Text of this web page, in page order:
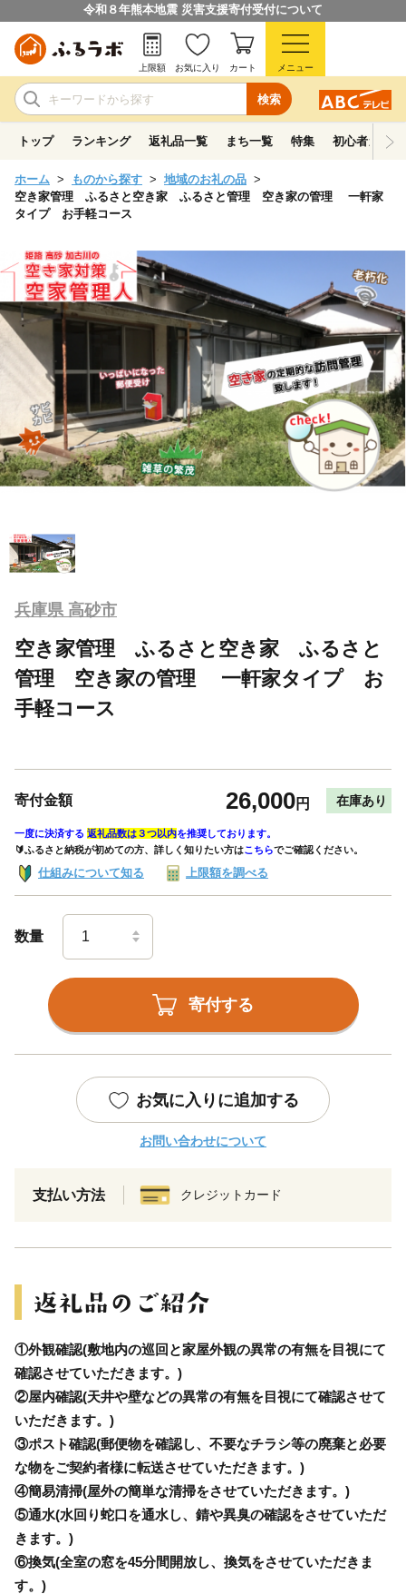
令和８年熊本地震 災害支援寄付受付について
検索
上限額 お気に入り カート メニュー
トップ ランキング 返礼品一覧 まち一覧 特集 初心者ガイド
ホーム ものから探す
地域のお礼の品
空き家管理 ふるさと空き家 ふるさと管理 空き家の管理 一軒家
タイプ お手軽コース
兵庫県 高砂市
空き家管理 ふるさと空き家 ふるさと
管理 空き家の管理 一軒家タイプ お
手軽コース
寄付金額 26,000円 在庫あり
一度に決済する 返礼品数は３つ以内を推奨しております。
🔰ふるさと納税が初めての方、詳しく知りたい方はこちらでご確認ください。
仕組みについて知る 上限額を調べる
数量
寄付する
お気に入りに追加する
お問い合わせについて
支払い方法 クレジットカード
①外観確認(敷地内の巡回と家屋外観の異常の有無を目視にて
確認させていただきます。)
②屋内確認(天井や壁などの異常の有無を目視にて確認させて
いただきます。)
③ポスト確認(郵便物を確認し、不要なチラシ等の廃棄と必要
な物をご契約者様に転送させていただきます。)
④簡易清掃(屋外の簡単な清掃をさせていただきます。)
⑤通水(水回り蛇口を通水し、錆や異臭の確認をさせていただ
きます。)
⑥換気(全室の窓を45分間開放し、換気をさせていただきま
す。)